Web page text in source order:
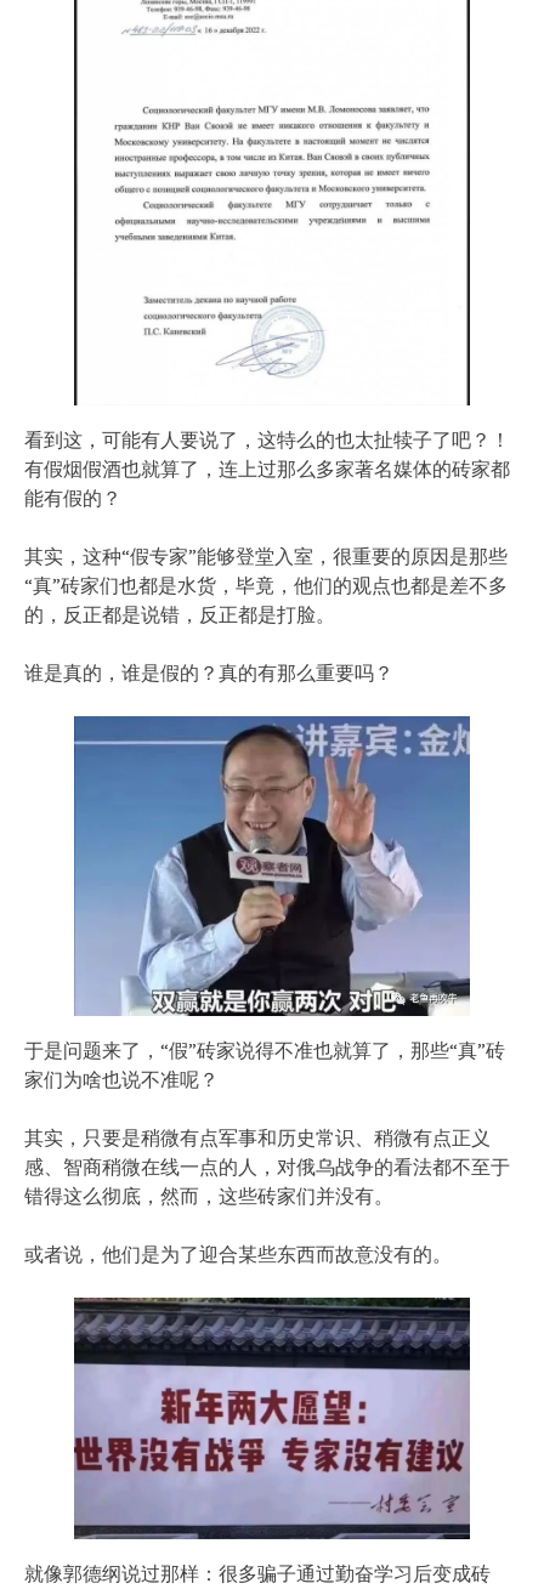
看到这，可能有人要说了，这特么的也太扯犊子了吧？！
有假烟假酒也就算了，连上过那么多家著名媒体的砖家都
能有假的？
其实，这种“假专家”能够登堂入室，很重要的原因是那些
“真”砖家们也都是水货，毕竟，他们的观点也都是差不多
的，反正都是说错，反正都是打脸。
谁是真的，谁是假的？真的有那么重要吗？
于是问题来了，“假”砖家说得不准也就算了，那些“真”砖
家们为啥也说不准呢？
其实，只要是稍微有点军事和历史常识、稍微有点正义
感、智商稍微在线一点的人，对俄乌战争的看法都不至于
错得这么彻底，然而，这些砖家们并没有。
或者说，他们是为了迎合某些东西而故意没有的。
就像郭德纲说过那样：很多骗子通过勤奋学习后变成砖